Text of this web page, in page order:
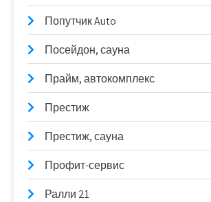
Попутчик Auto
Посейдон, сауна
Прайм, автокомплекс
Престиж
Престиж, сауна
Профит-сервис
Ралли 21